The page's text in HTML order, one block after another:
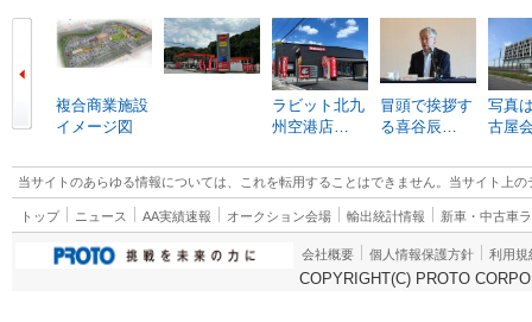
複合商業施設
イメージ図
ラビット北九
州空港店…
冒頭で挨拶す
る喜谷辰…
写真
古屋
当サイトのあらゆる情報については、これを転用することはできません。当サイト上
トップ ニュース AA実績速報 オークション会場 輸出統計情報 新車・中古車
会社概要 個人情報保護方針 利用規
COPYRIGHT(C) PROTO